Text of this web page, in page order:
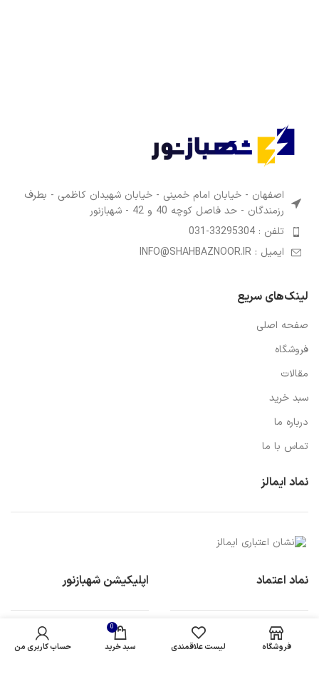
اصفهان - خیابان امام خمینی - خیابان شهیدان کاظمی - بطرف
رزمندگان - حد فاصل کوچه 40 و 42 - شهبازنور
تلفن : 33295304-031
ایمیل : INFO@SHAHBAZNOOR.IR
لینک‌های سریع
صفحه اصلی
فروشگاه
مقالات
سبد خرید
درباره ما
تماس با ما
نماد ایمالز
نماد اعتماد اپلیکیشن شهبازنور
فروشگاه لیست علاقمندی
0
سبد خرید حساب کاربری من